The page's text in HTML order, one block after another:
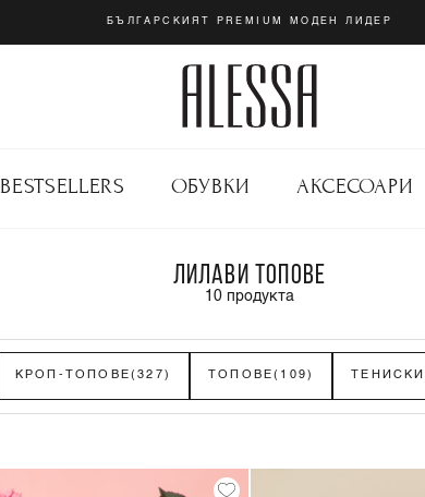
БЪЛГАРСКИЯТ PREMIUM МОДЕН ЛИДЕР
BESTSELLERS ОБУВКИ АКСЕСОАРИ
ЛИЛАВИ ТОПОВЕ
10 продукта
КРОП-ТОПОВЕ(327) ТОПОВЕ(109) ТЕНИСКИ